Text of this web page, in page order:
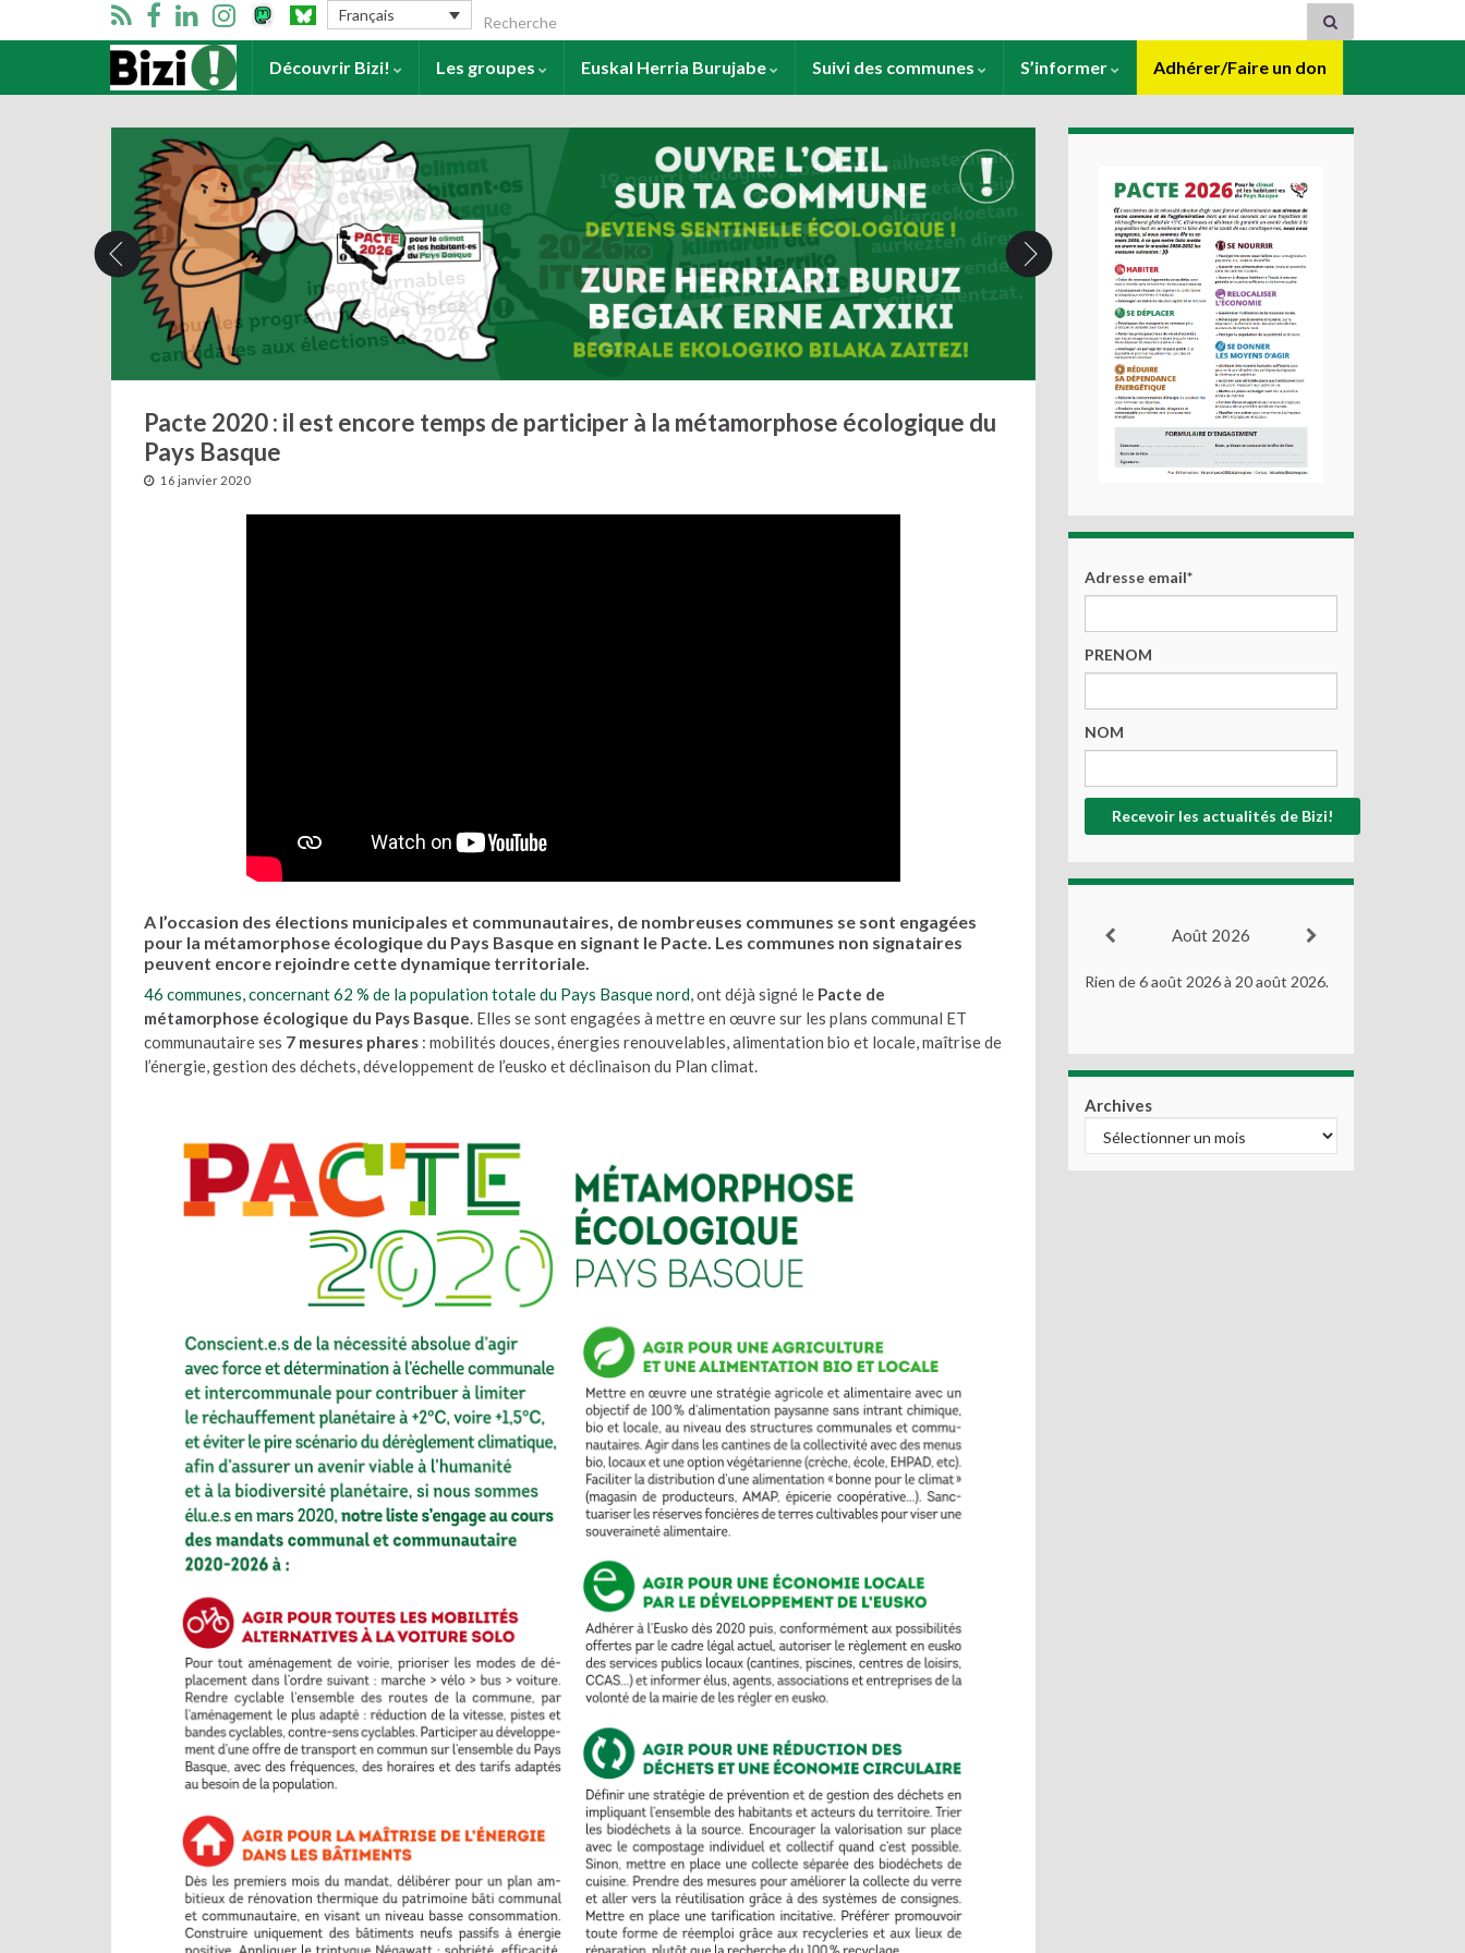
Français Search for:
Accueil Découvrir Bizi! Les groupes Euskal Herria Burujabe Suivi des communes S’informer Adhérer/Faire un don
Pacte 2020 : il est encore temps de participer à la métamorphose écologique du
Pays Basque
16 janvier 2020
A l’occasion des élections municipales et communautaires, de nombreuses communes se sont engagées
pour la métamorphose écologique du Pays Basque en signant le Pacte. Les communes non signataires
peuvent encore rejoindre cette dynamique territoriale.
46 communes, concernant 62 % de la population totale du Pays Basque nord, ont déjà signé le Pacte de
métamorphose écologique du Pays Basque. Elles se sont engagées à mettre en œuvre sur les plans communal ET
communautaire ses 7 mesures phares : mobilités douces, énergies renouvelables, alimentation bio et locale, maîtrise de
l’énergie, gestion des déchets, développement de l’eusko et déclinaison du Plan climat.
Adresse email*
PRENOM
NOM
Août 2026
Rien de 6 août 2026 à 20 août 2026.
Archives